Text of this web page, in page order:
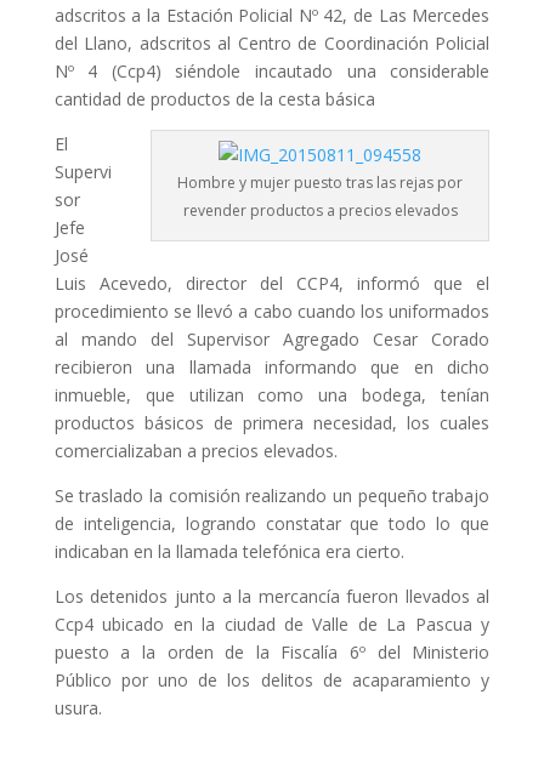
adscritos a la Estación Policial Nº 42, de Las Mercedes
del Llano, adscritos al Centro de Coordinación Policial
Nº 4 (Ccp4) siéndole incautado una considerable
cantidad de productos de la cesta básica
Hombre y mujer puesto tras las rejas por
revender productos a precios elevados
El
Supervi
sor
Jefe
José
Luis Acevedo, director del CCP4, informó que el
procedimiento se llevó a cabo cuando los uniformados
al mando del Supervisor Agregado Cesar Corado
recibieron una llamada informando que en dicho
inmueble, que utilizan como una bodega, tenían
productos básicos de primera necesidad, los cuales
comercializaban a precios elevados.
Se traslado la comisión realizando un pequeño trabajo
de inteligencia, logrando constatar que todo lo que
indicaban en la llamada telefónica era cierto.
Los detenidos junto a la mercancía fueron llevados al
Ccp4 ubicado en la ciudad de Valle de La Pascua y
puesto a la orden de la Fiscalía 6º del Ministerio
Público por uno de los delitos de acaparamiento y
usura.